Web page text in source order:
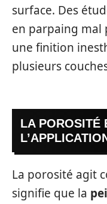
surface. Des
en parpaing mal
une finition
plusieurs
LA POROSITÉ
La porosité agit
signifie que la